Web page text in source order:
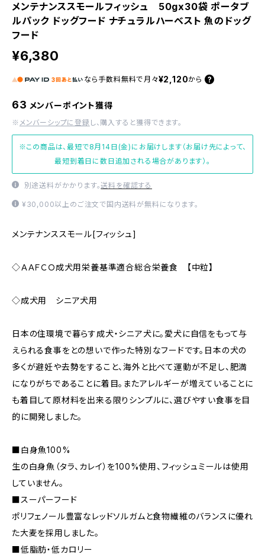
メンテナンススモールフィッシュ 50gx30袋 ポータブ
ルパック ドッグフード ナチュラルハーベスト 魚のドッグ
フード
¥6,380
なら 手数料無料で 月々¥2,120から
63 メンバーポイント獲得
※ メンバーシップに登録 し、購入すると獲得できます。
※この商品は、最短で8月14日(金)にお届けします（お届け先によって、
最短到着日に数日追加される場合があります）。
別途送料がかかります。送料を確認する
¥30,000以上のご注文で国内送料が無料になります。
メンテナンススモール[フィッシュ]
◇ＡＡＦＣＯ成犬用栄養基準適合総合栄養食 【中粒】
◇成犬用 シニア犬用
日本の住環境で暮らす成犬・シニア犬に。愛犬に自信をもって与
えられる食事をとの想いで作った特別なフードです。日本の犬の
多くが避妊や去勢をすること、海外と比べて運動が不足し、肥満
になりがちであることに着目。またアレルギーが増えていることに
も着目して原材料を出来る限りシンプルに、選びやすい食事を目
的に開発しました。
■白身魚100%
生の白身魚（タラ、カレイ）を100%使用、フィッシュミールは使用
していません。
■スーパーフード
ポリフェノール豊富なレッドソルガムと食物繊維のバランスに優れ
た大麦を採用しました。
■低脂肪・低カロリー